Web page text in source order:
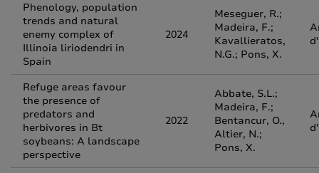
Phenology, population
trends and natural
enemy complex of
Illinoia liriodendri in
Spain
2024
Meseguer, R.;
Madeira, F.;
Kavallieratos,
N.G.; Pons, X.
Refuge areas favour
the presence of
predators and
herbivores in Bt
soybeans: A landscape
perspective
2022
Abbate, S.L.;
Madeira, F.;
Bentancur, O.,
Altier, N.;
Pons, X.